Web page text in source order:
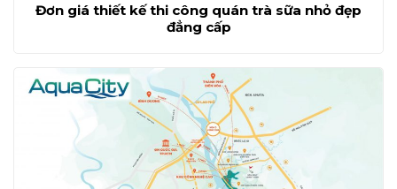
Đơn giá thiết kế thi công quán trà sữa nhỏ đẹp
đẳng cấp